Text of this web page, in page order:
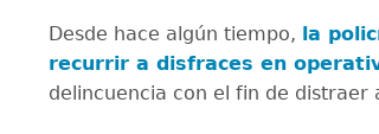
Desde hace algún tiempo, la
recurrir a disfraces en
delincuencia con el fin de distraer